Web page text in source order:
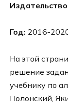
Год: 2016-
На этой
решение
учебнику по
Полонский,